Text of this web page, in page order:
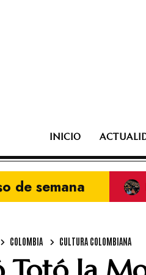
INICIO
de semana
COLOMBIA CULTURA COLOMBIANA